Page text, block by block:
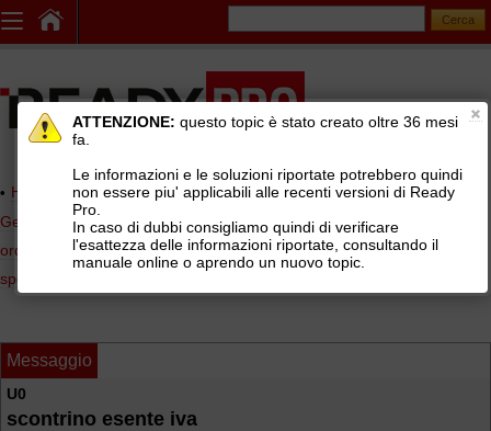
Home page> AREE DI SUPPORTO TECNICO GRATUITO>
Gestionale Ready Pro>Commerciale, listini di vendita, preventivi,
ordini clienti, agenti e provvigioni>Listini di vendita e condizioni
speciali di vendita
Messaggio
U0
scontrino esente iva
ATTENZIONE: questo topic è stato creato oltre 36 mesi
fa.
Le informazioni e le soluzioni riportate potrebbero quindi
non essere piu' applicabili alle recenti versioni di Ready
Pro.
In caso di dubbi consigliamo quindi di verificare
l'esattezza delle informazioni riportate, consultando il
manuale online o aprendo un nuovo topic.